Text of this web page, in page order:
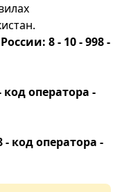
8 - 10 - 998 -
оператора -
код оператора -